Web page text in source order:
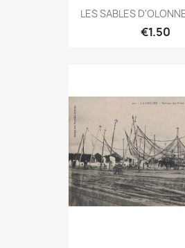
LES SABLES
€1.50